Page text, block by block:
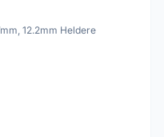
12.2mm Heldere